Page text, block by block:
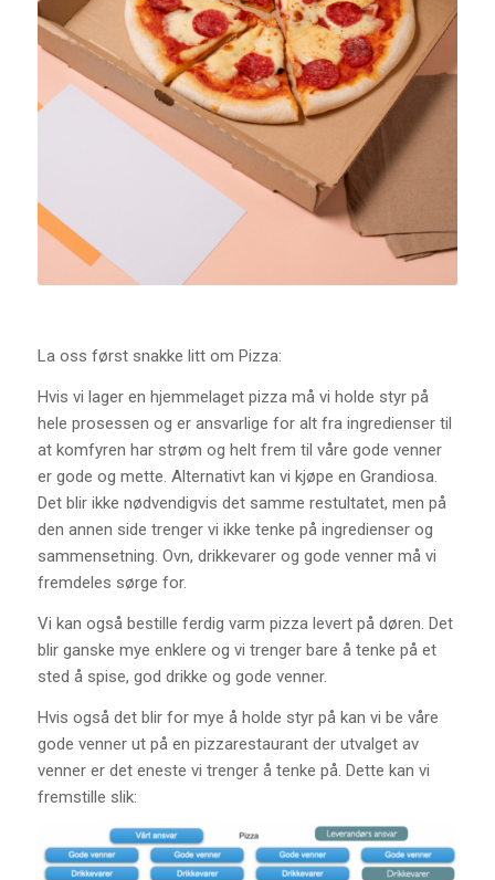
La oss først snakke litt om Pizza:
Hvis vi lager en hjemmelaget pizza må vi holde styr på
hele prosessen og er ansvarlige for alt fra ingredienser til
at komfyren har strøm og helt frem til våre gode venner
er gode og mette. Alternativt kan vi kjøpe en Grandiosa.
Det blir ikke nødvendigvis det samme restultatet, men på
den annen side trenger vi ikke tenke på ingredienser og
sammensetning. Ovn, drikkevarer og gode venner må vi
fremdeles sørge for.
Vi kan også bestille ferdig varm pizza levert på døren. Det
blir ganske mye enklere og vi trenger bare å tenke på et
sted å spise, god drikke og gode venner.
Hvis også det blir for mye å holde styr på kan vi be våre
gode venner ut på en pizzarestaurant der utvalget av
venner er det eneste vi trenger å tenke på. Dette kan vi
fremstille slik: